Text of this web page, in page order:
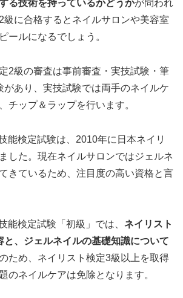
る技術を持っているかどうかが問われ
級に合格するとネイルサロンや美容室
ールになるでしょう。
2級の審査は事前審査・実技試験・筆
があり、実技試験では両手のネイルケ
チップ＆ラップを行います。
能検定試験は、2010年に日本ネイリ
した。現在ネイルサロンではジェルネ
きているため、注目度の高い資格と言
能検定試験「初級」では、 ネイリスト
と、ジェルネイルの基礎知識について
ため、ネイリスト検定3級以上を取得
のネイルケアは免除となります。